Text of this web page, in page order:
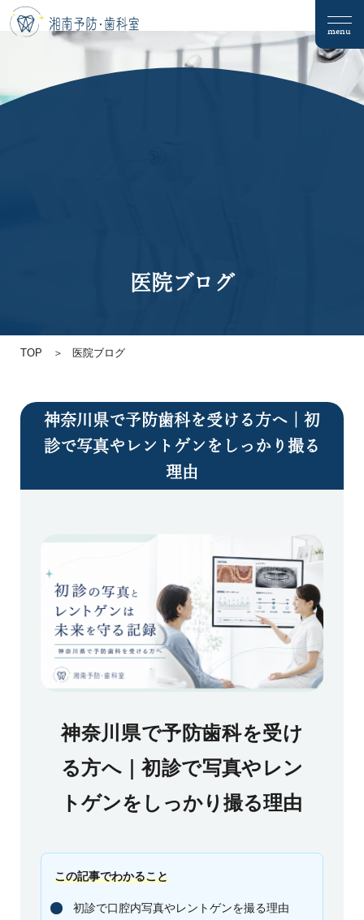
menu
医院ブログ
TOP 医院ブログ
神奈川県で予防歯科を受ける方へ｜初
診で写真やレントゲンをしっかり撮る
理由
神奈川県で予防歯科を受け
る方へ｜初診で写真やレン
トゲンをしっかり撮る理由
この記事でわかること
初診で口腔内写真やレントゲンを撮る理由